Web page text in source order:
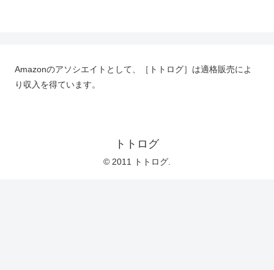
Amazonのアソシエイトとして、［トトログ］は適格販売によ
り収入を得ています。
トトログ
© 2011 トトログ.